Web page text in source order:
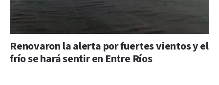
Renovaron la alerta por fuertes vientos y el
frío se hará sentir en Entre Ríos